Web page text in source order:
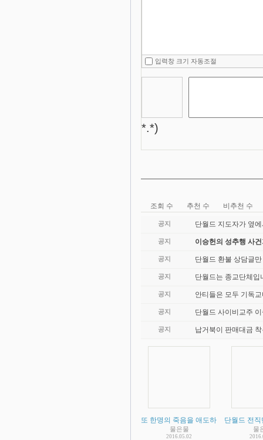
입력창 크기 자동조절
*.*)
조회 수 추천 수 비추천 수
공지 단월드 지도자가 옆
공지 이승헌의 성추행 사
공지 단월드 환불 상담글
공지 단월드는 종교단체입
공지 안티들은 모두 기독
공지 단월드 사이비교주
공지 납거북이 판매대금
또 한명의 죽음을 애도하며
물은물
2016.05.02
단월드 전
물